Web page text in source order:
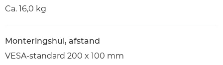
Ca. 16,0 kg
Monteringshul, afstand
VESA-standard 200 x 100 mm